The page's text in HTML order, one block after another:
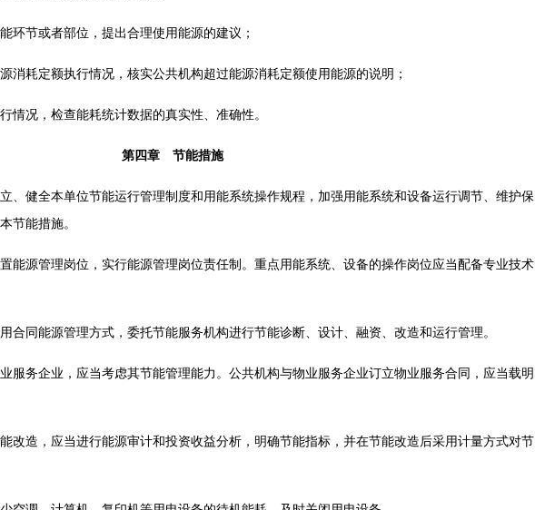
节或者部位，提出合理使用能源的建议；
耗定额执行情况，核实公共机构超过能源消耗定额使用能源的说明；
况，检查能耗统计数据的真实性、准确性。
第四章 节能措施
全本单位节能运行管理制度和用能系统操作规程，加强用能系统和设备运行调节、维护保
节能措施。
管理岗位，实行能源管理岗位责任制。重点用能系统、设备的操作岗位应当配备专业技术
能源管理方式，委托节能服务机构进行节能诊断、设计、融资、改造和运行管理。
企业，应当考虑其节能管理能力。公共机构与物业服务企业订立物业服务合同，应当载明
，应当进行能源审计和投资收益分析，明确节能指标，并在节能改造后采用计量方式对节